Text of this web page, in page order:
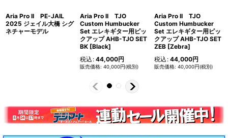
Aria Pro II PE-JAIL
2025 ジェイル大橋 シグ
ネチャーモデル
Aria Pro II TJO
Custom Humbucker
Set エレキギター用ピッ
クアップ AHB-TJO SET
BK [Black]
40,000円(税別)
税込 : 44,000円
Aria Pro II TJO
Custom Humbucker
Set エレキギター用ピッ
クアップ AHB-TJO SET
ZEB [Zebra]
40,000円(税別)
税込 : 44,000円